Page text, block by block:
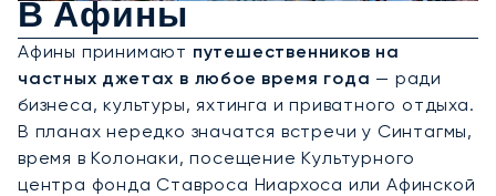
В Афины
Афины принимают путешественников на
частных джетах в любое время года — ради
бизнеса, культуры, яхтинга и приватного отдыха.
В планах нередко значатся встречи у Синтагмы,
время в Колонаки, посещение Культурного
центра фонда Ставроса Ниархоса или Афинской